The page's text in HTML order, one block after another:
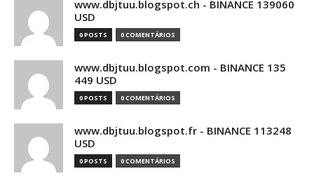
www.dbjtuu.blogspot.ch - BINANCE 139060
USD
0 POSTS 0 COMENTÁRIOS
www.dbjtuu.blogspot.com - BINANCE 135
449 USD
0 POSTS 0 COMENTÁRIOS
www.dbjtuu.blogspot.fr - BINANCE 113248
USD
0 POSTS 0 COMENTÁRIOS